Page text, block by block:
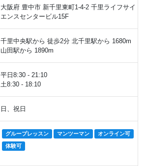
大阪府 豊中市 新千里東町1-4-2 千里ライフサイ
エンスセンタービル15F
千里中央駅から 徒歩2分 北千里駅から 1680m
山田駅から 1890m
平日8:30 - 21:10
土8:30 - 18:10
日、祝日
グループレッスン マンツーマン オンライン可
体験可